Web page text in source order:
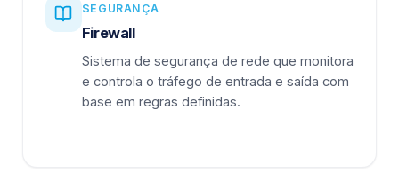
SEGURANÇA
Firewall
Sistema de segurança de rede que monitora
e controla o tráfego de entrada e saída com
base em regras definidas.